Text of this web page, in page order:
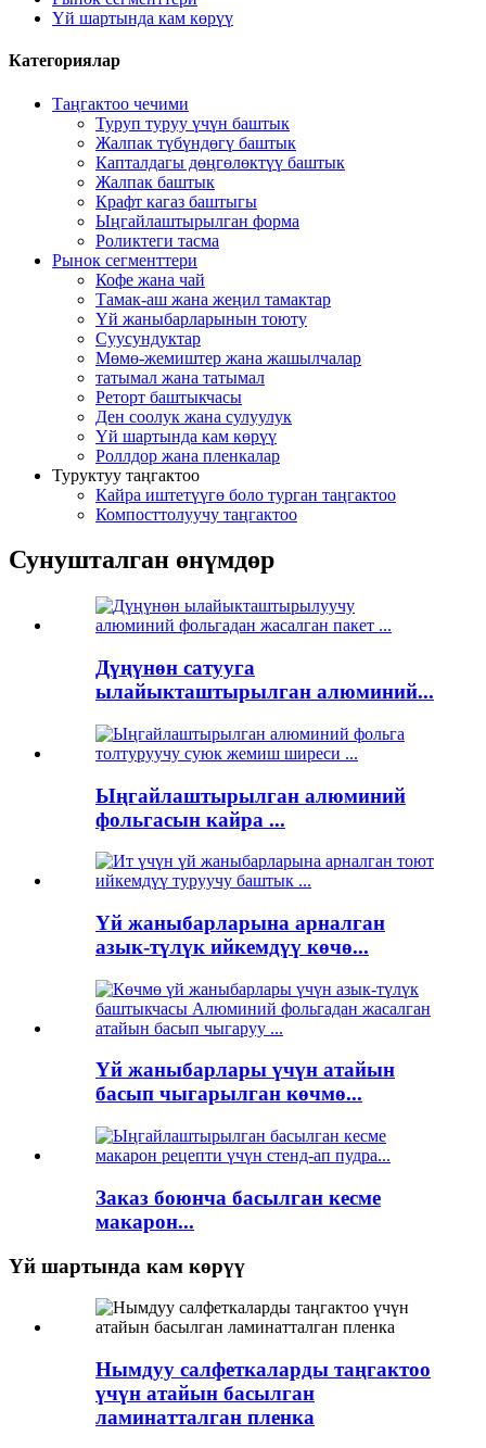
Үй шартында кам көрүү
Категориялар
Таңгактоо чечими
Туруп туруу үчүн баштык
Жалпак түбүндөгү баштык
Капталдагы дөңгөлөктүү баштык
Жалпак баштык
Крафт кагаз баштыгы
Ыңгайлаштырылган форма
Роликтеги тасма
Рынок сегменттери
Кофе жана чай
Тамак-аш жана жеңил тамактар
Үй жаныбарларынын тоюту
Суусундуктар
Мөмө-жемиштер жана жашылчалар
татымал жана татымал
Реторт баштыкчасы
Ден соолук жана сулуулук
Үй шартында кам көрүү
Роллдор жана пленкалар
Туруктуу таңгактоо
Кайра иштетүүгө боло турган таңгактоо
Компосттолуучу таңгактоо
Сунушталган өнүмдөр
Дүңүнөн сатууга
ылайыкташтырылган алюминий...
Ыңгайлаштырылган алюминий
фольгасын кайра ...
Үй жаныбарларына арналган
азык-түлүк ийкемдүү көчө...
Үй жаныбарлары үчүн атайын
басып чыгарылган көчмө...
Заказ боюнча басылган кесме
макарон...
Үй шартында кам көрүү
Нымдуу салфеткаларды таңгактоо
үчүн атайын басылган
ламинатталган пленка